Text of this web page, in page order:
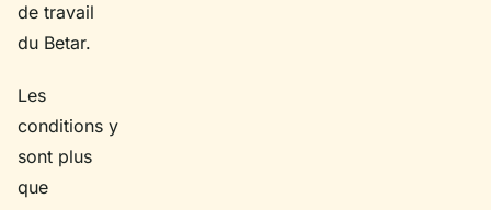
de travail
du Betar.
Les
conditions y
sont plus
que